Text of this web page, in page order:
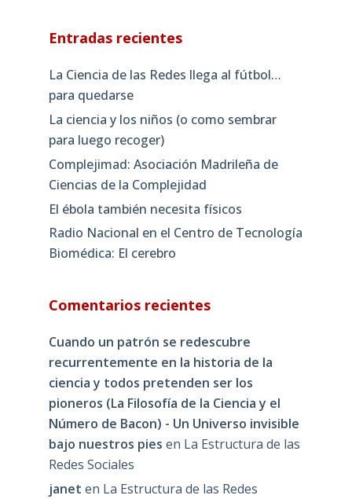
Entradas recientes
La Ciencia de las Redes llega al fútbol…
para quedarse
La ciencia y los niños (o como sembrar
para luego recoger)
Complejimad: Asociación Madrileña de
Ciencias de la Complejidad
El ébola también necesita físicos
Radio Nacional en el Centro de Tecnología
Biomédica: El cerebro
Comentarios recientes
Cuando un patrón se redescubre
recurrentemente en la historia de la
ciencia y todos pretenden ser los
pioneros (La Filosofía de la Ciencia y el
Número de Bacon) - Un Universo invisible
bajo nuestros pies en La Estructura de las
Redes Sociales
janet en La Estructura de las Redes